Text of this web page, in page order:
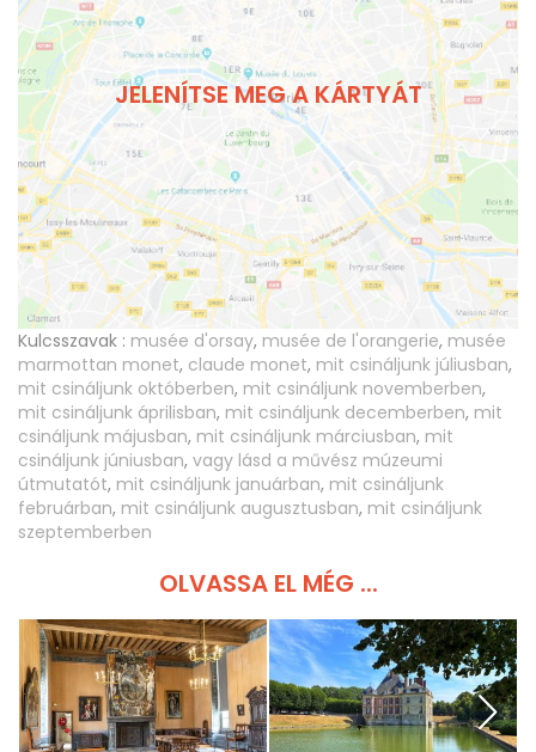
JELENÍTSE MEG A KÁRTYÁT
Kulcsszavak : musée d'orsay, musée de l'orangerie, musée
marmottan monet, claude monet, mit csináljunk júliusban,
mit csináljunk októberben, mit csináljunk novemberben,
mit csináljunk áprilisban, mit csináljunk decemberben, mit
csináljunk májusban, mit csináljunk márciusban, mit
csináljunk júniusban, vagy lásd a művész múzeumi
útmutatót, mit csináljunk januárban, mit csináljunk
februárban, mit csináljunk augusztusban, mit csináljunk
szeptemberben
OLVASSA EL MÉG ...